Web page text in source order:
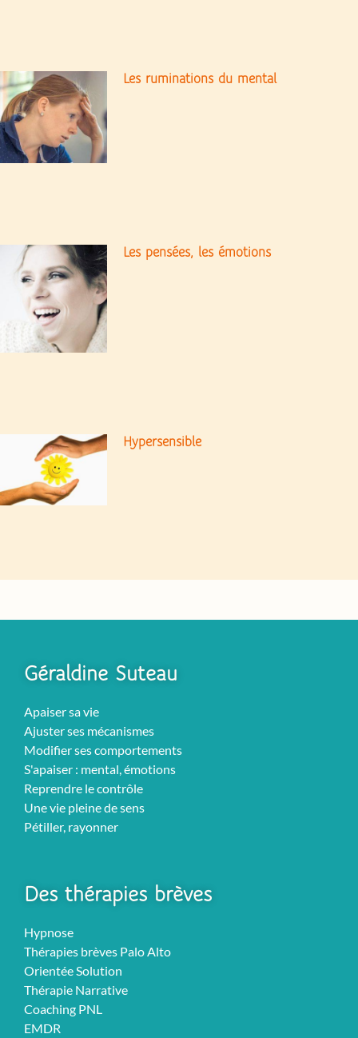
Les ruminations du mental
Les pensées, les émotions
Hypersensible
Géraldine Suteau
Apaiser sa vie
Ajuster ses mécanismes
Modifier ses comportements
S'apaiser : mental, émotions
Reprendre le contrôle
Une vie pleine de sens
Pétiller, rayonner
Des thérapies brèves
Hypnose
Thérapies brèves Palo Alto
Orientée Solution
Thérapie Narrative
Coaching PNL
EMDR